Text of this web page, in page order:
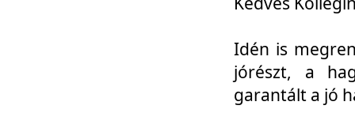
Idén is
jórészt, a
garantált a jó